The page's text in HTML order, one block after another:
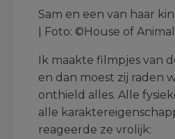
Sam en een van haar
| Foto: ©House of
Ik maakte filmpjes van
en dan moest zij raden
onthield alles. Alle
alle
reageerde ze vrolijk: